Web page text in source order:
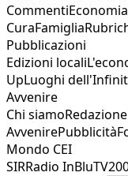
CommentiEconomia
CuraFamiglia
Pubblicazioni
Edizioni locali
UpLuoghi
Avvenire
Chi siamoRedazione
AvvenirePubblicità
Mondo CEI
SIRRadio InBlu